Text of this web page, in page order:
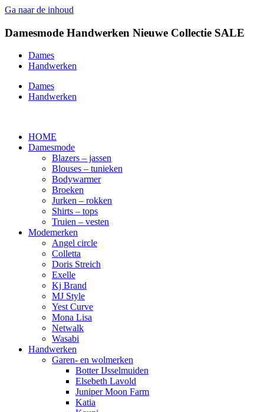
Ga naar de inhoud
Damesmode Handwerken Nieuwe Collectie SALE
Dames
Handwerken
Dames
Handwerken
HOME
Damesmode
Blazers – jassen
Blouses – tunieken
Bodywarmer
Broeken
Jurken – rokken
Shirts – tops
Truien – vesten
Modemerken
Angel circle
Colletta
Doris Streich
Exelle
Kj Brand
MJ Style
Yest Curve
Mona Lisa
Netwalk
Wasabi
Handwerken
Garen- en wolmerken
Botter IJsselmuiden
Elsebeth Lavold
Juniper Moon Farm
Katia